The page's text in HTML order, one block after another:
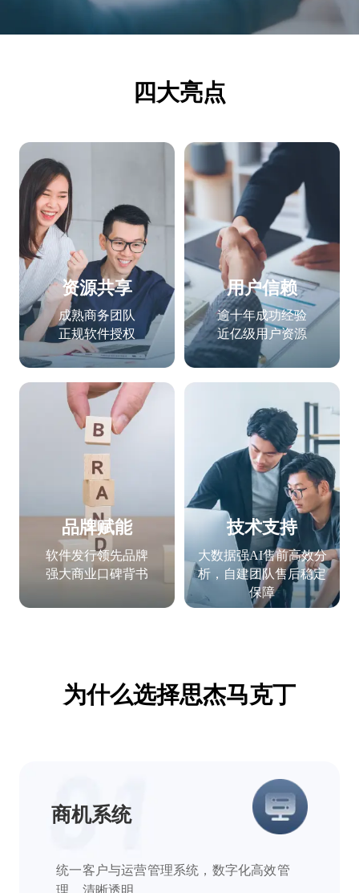
四大亮点
资源共享
成熟商务团队
正规软件授权
用户信赖
逾十年成功经验
近亿级用户资源
品牌赋能
软件发行领先品牌
强大商业口碑背书
技术支持
大数据强AI售前高效分
析，自建团队售后稳定
保障
为什么选择思杰马克丁
商机系统
统一客户与运营管理系统，数字化高效管
理，清晰透明。